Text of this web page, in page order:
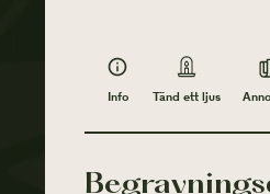
Info Tänd ett ljus